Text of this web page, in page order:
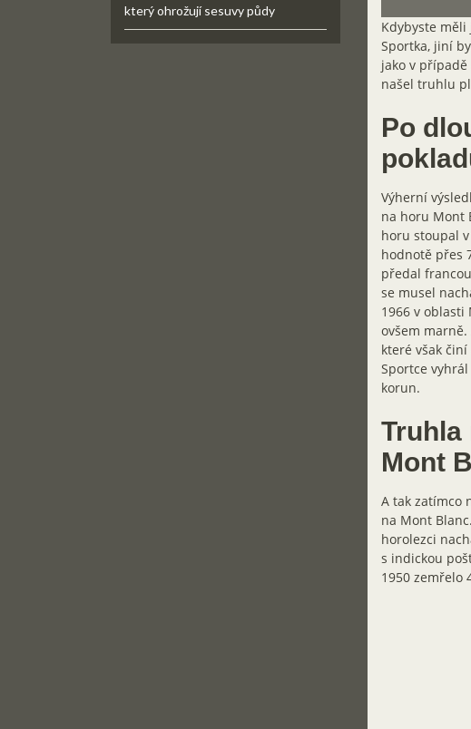
Kdybyste
Sportka, jiní
jako v
našel truhlu
Po
Výherní
na horu Mont
horu stoupal
hodnotě přes
předal
se musel
1966 v
ovšem
které však
Sportce
korun.
Truhla
Mont
A tak zatímco
na Mont
horolezci
s indickou
1950 zemřelo
který ohrožují sesuvy půdy